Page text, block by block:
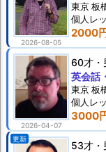
2026-08-05
2000
東京 板
個人 レ
2026-04-07
60才
3000
英会話
東京 板
個人 レ
更新
53才